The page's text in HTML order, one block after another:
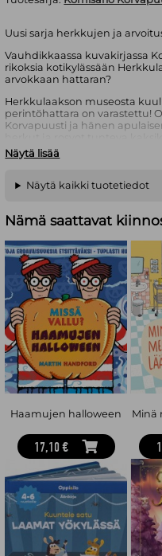
Uusi sarja herkkujen ja
Vauhdikkaassa kuvakirjassa
rikoksia kotikylässään
arvokkaan hattaran?
Herkkulaakson museosta
perintöhattara on varastettu!
Korvapuusti ja hänen
jäljille, varsinkin kun heillä on
Miten rikokseen liittyvät hurjat
Komisario Korvapuusti on
yksityiskohtia täynnä oleva
WSOY:n järjestämällä
hahmot alun perin syntyivät.
Hanna-Mari Engblom on
varttunut copywriter ja
oivalluksen ilo. Anni-Julia
kuvittaja, jota on lapsesta asti
suunnitteleminen.
Näytä lisää
Näytä kaikki tuotetiedot
Nämä saattavat
Haamujen halloween
17,10 €
Minä